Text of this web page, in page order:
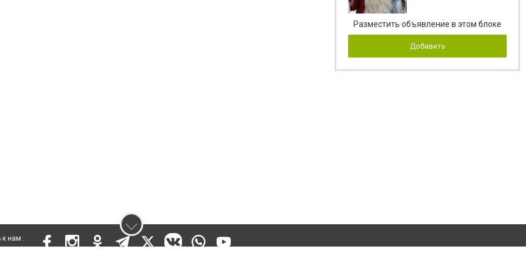
Разместить объявление в этом блоке
Добавить
к нам :